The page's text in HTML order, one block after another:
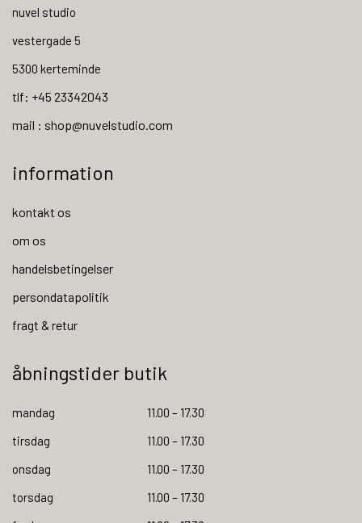
nuvel studio
vestergade 5
5300 kerteminde
tlf: +45 23342043
mail : shop@nuvelstudio.com
information
kontakt os
om os
handelsbetingelser
persondatapolitik
fragt & retur
åbningstider butik
mandag
11.00 – 17.30
tirsdag
11.00 – 17.30
onsdag
11.00 – 17.30
torsdag
11.00 – 17.30